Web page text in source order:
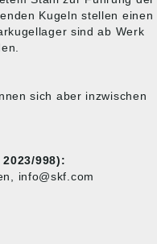
Kugeln stellen einen
sind ab Werk
sich aber inzwischen
998):
info@skf.com